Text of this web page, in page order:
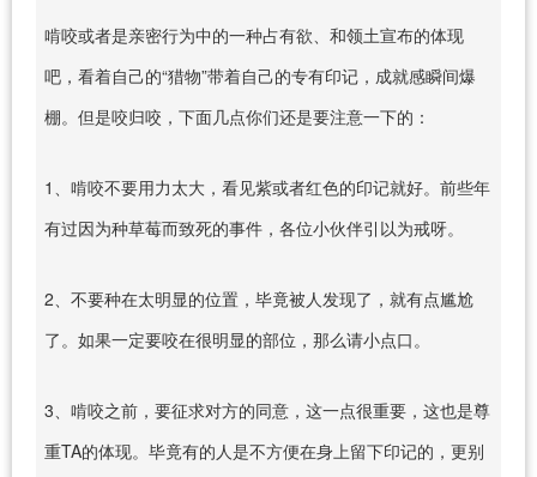
啃咬或者是亲密行为中的一种占有欲、和领土宣布的体现
吧，看着自己的“猎物”带着自己的专有印记，成就感瞬间爆
棚。但是咬归咬，下面几点你们还是要注意一下的：
1、啃咬不要用力太大，看见紫或者红色的印记就好。前些年
有过因为种草莓而致死的事件，各位小伙伴引以为戒呀。
2、不要种在太明显的位置，毕竟被人发现了，就有点尴尬
了。如果一定要咬在很明显的部位，那么请小点口。
3、啃咬之前，要征求对方的同意，这一点很重要，这也是尊
重TA的体现。毕竟有的人是不方便在身上留下印记的，更别